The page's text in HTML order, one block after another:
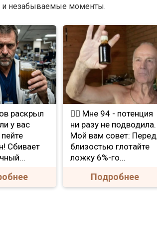
и незабываемые моменты.
раскрыл
у вас
Сбивает
❤️‍🔥 Мне 94 - потенция
ни разу не подводила.
Мой вам совет: Перед
близостью глотайте
ложку 6%-го...
Подробнее